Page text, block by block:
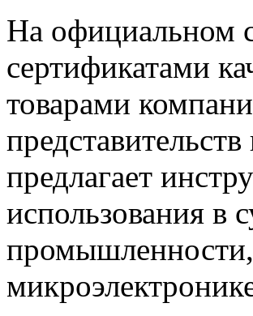
На официальном
сертификатами
товарами
предлагает
использования в